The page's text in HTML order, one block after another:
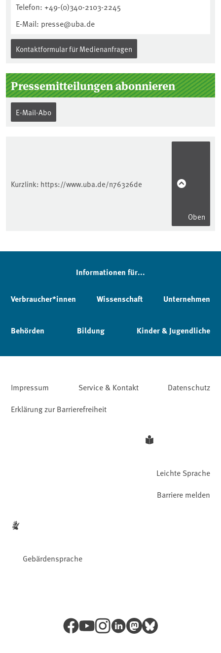
Telefon: +49-(0)340-2103-2245
E-Mail: presse@uba.de
Kontaktformular für Medienanfragen
Pressemitteilungen abonnieren
E-Mail-Abo
Kurzlink: https://www.uba.de/n76326de
Oben
Informationen für...
Verbraucher*innen Wissenschaft Unternehmen
Behörden Bildung Kinder & Jugendliche
Impressum Service & Kontakt
Datenschutz
Erklärung zur Barrierefreiheit
Leichte Sprache
Gebärdensprache
Barriere melden